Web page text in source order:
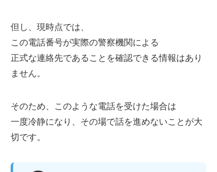
但し、現時点では、
この電話番号が実際の警察機関による
正式な連絡先であることを確認できる情報はあり
ません。
そのため、このような電話を受けた場合は
一度冷静になり、その場で話を進めないことが大
切です。